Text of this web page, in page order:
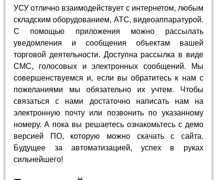
УСУ отлично взаимодействует с интернетом, любым
складским оборудованием, АТС, видеоаппаратурой.
С помощью приложения можно рассылать
уведомления и сообщения объектам вашей
торговой деятельности. Доступна рассылка в виде
СМС, голосовых и электронных сообщений. Мы
совершенствуемся и, если вы обратитесь к нам с
пожеланиями мы обязательно их учтем. Чтобы
связаться с нами достаточно написать нам на
электронную почту или позвонить по указанному
номеру. А пока вы решаетесь ознакомьтесь с демо
версией ПО, которую можно скачать с сайта.
Будущее за автоматизацией, успех в руках
сильнейшего!